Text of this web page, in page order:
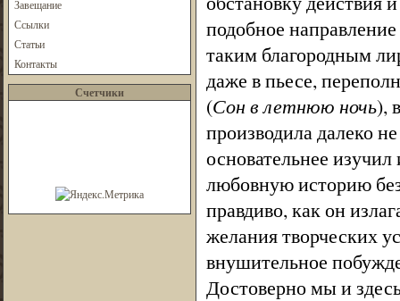
Завещание
Ссылки
Статьи
Контакты
Счетчики
подобное
таким благородным
даже в пьесе,
(Сон в летнюю ночь),
производила далеко
основательнее изучил
любовную историю
правдиво, как он
желания творческих
внушительное
Достоверно мы и